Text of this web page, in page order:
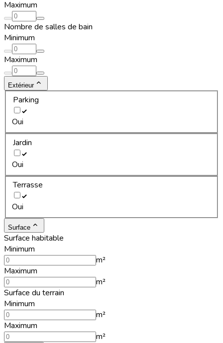
Maximum
Nombre de salles de bain
Minimum
Maximum
Extérieur
Parking
Oui
Jardin
Oui
Terrasse
Oui
Surface
Surface habitable
Minimum
m²
Maximum
m²
Surface du terrain
Minimum
m²
Maximum
m²